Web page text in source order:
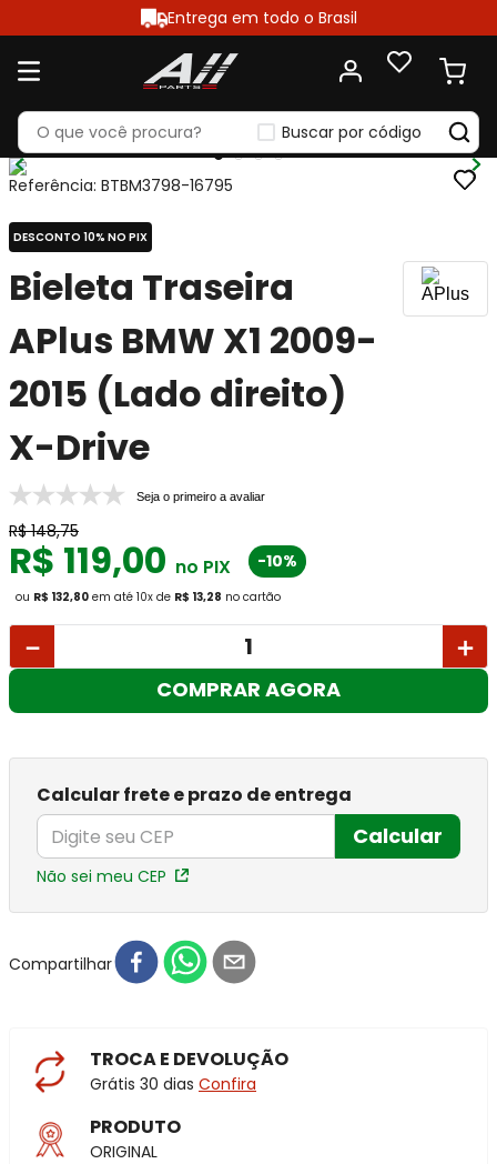
Entrega em todo o Brasil
Buscar por código
Referência: BTBM3798-16795
DESCONTO 10% NO PIX
Bieleta Traseira
APlus BMW X1 2009-
2015 (Lado direito)
X-Drive
Seja o primeiro a avaliar
R$ 148,75
R$ 119,00 no PIX -10%
ou R$ 132,80 em até 10x de R$ 13,28 no cartão
＋
－
COMPRAR AGORA
Calcular frete e prazo de entrega
Calcular
Não sei meu CEP
Compartilhar
TROCA E DEVOLUÇÃO
Grátis 30 dias Confira
PRODUTO
ORIGINAL